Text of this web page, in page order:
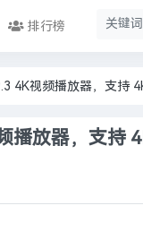
排行榜
4K视频播放器，支持
播放器，支持